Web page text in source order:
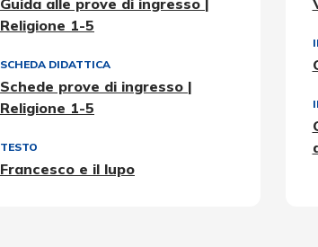
Guida alle prove di ingresso |
Religione 1-5
SCHEDA DIDATTICA
Schede prove di ingresso |
Religione 1-5
TESTO
Francesco e il lupo